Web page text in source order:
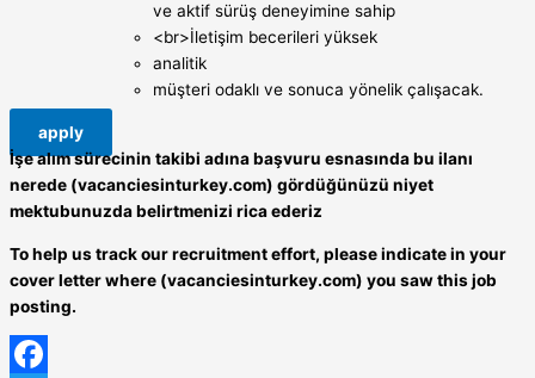
ve aktif sürüş deneyimine sahip
<br>İletişim becerileri yüksek
analitik
müşteri odaklı ve sonuca yönelik çalışacak.
apply
İşe alım sürecinin takibi adına başvuru esnasında bu ilanı
nerede (vacanciesinturkey.com) gördüğünüzü niyet
mektubunuzda belirtmenizi rica ederiz
To help us track our recruitment effort, please indicate in your
cover letter where (vacanciesinturkey.com) you saw this job
posting.